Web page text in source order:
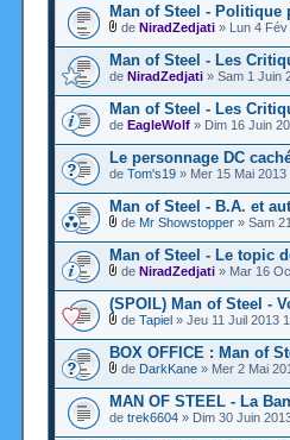
Man of Steel -
de NiradZedjati » Lun 4 Fév
Man of Steel - Les
de NiradZedjati » Sam 1 Juin
Man of Steel - Les
de EagleWolf » Dim 16 Juin
Le personnage DC
de Tom's19 » Mer 15 Mai 2013
Man of Steel - B.A. et
de Mr Showstopper » Sam
Man of Steel - Le topic
de NiradZedjati » Mar 16
(SPOIL) Man of Steel -
de Tapiel » Jeu 11 Juil 2013
BOX OFFICE : Man of
de DarkKane » Mer 2 Mai
MAN OF STEEL - La
de trek6604 » Dim 30 Juin